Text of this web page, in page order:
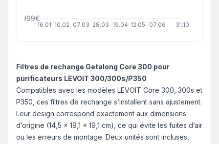
16.01 10.02 07.03 28.03 19.04 12.05 07.06 31.10
Filtres de rechange Getalong Core 300 pour
purificateurs LEVOIT 300/300s/P350
Compatibles avec les modèles LEVOIT Core 300, 300s et
P350, ces filtres de rechange s’installent sans ajustement.
Leur design correspond exactement aux dimensions
d’origine (14,5 x 19,1 x 19,1 cm), ce qui évite les fuites d’air
ou les erreurs de montage. Deux unités sont incluses,